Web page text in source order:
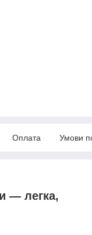
Оплата Умови
— легка,